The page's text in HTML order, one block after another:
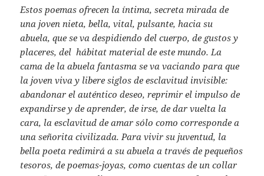
Estos poemas ofrecen la íntima, secreta mirada de
una joven nieta, bella, vital, pulsante, hacia su
abuela, que se va despidiendo del cuerpo, de gustos y
placeres, del hábitat material de este mundo. La
cama de la abuela fantasma se va vaciando para que
la joven viva y libere siglos de esclavitud invisible:
abandonar el auténtico deseo, reprimir el impulso de
expandirse y de aprender, de irse, de dar vuelta la
cara, la esclavitud de amar sólo como corresponde a
una señorita civilizada. Para vivir su juventud, la
bella poeta redimirá a su abuela a través de pequeños
tesoros, de poemas-joyas, como cuentas de un collar